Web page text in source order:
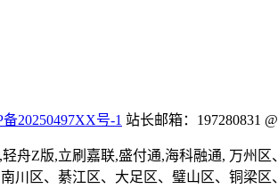
20250497XX号-1 站长邮箱：197280831
舟Z版,立刷嘉联,盛付通,海科融通, 万州
川区、綦江区、大足区、璧山区、铜梁